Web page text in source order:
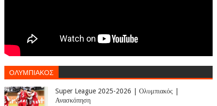
ΟΛΥΜΠΙΑΚΟΣ
Super League 2025-2026 | Ολυμπιακός |
Ανασκόπηση